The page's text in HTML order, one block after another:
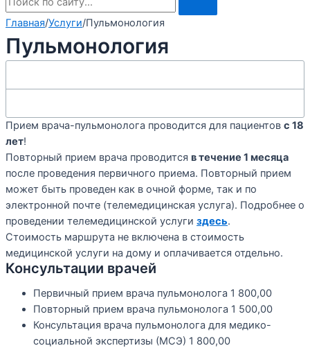
Главная/Услуги/Пульмонология
Пульмонология
Прием врача-пульмонолога проводится для пациентов с 18
лет!
Повторный прием врача проводится в течение 1 месяца
после проведения первичного приема. Повторный прием
может быть проведен как в очной форме, так и по
электронной почте (телемедицинская услуга). Подробнее о
проведении телемедицинской услуги здесь.
Стоимость маршрута не включена в стоимость
медицинской услуги на дому и оплачивается отдельно.
Консультации врачей
Первичный прием врача пульмонолога 1 800,00
Повторный прием врача пульмонолога 1 500,00
Консультация врача пульмонолога для медико-
социальной экспертизы (МСЭ) 1 800,00